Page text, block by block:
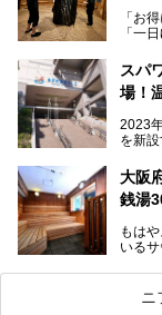
見ど
ろん
本記
紹介し
い。
「お
「一
利用
あるご
チム
タイ
る迫
のう”
ケや
で“遊
処に
スパ
場！
2023
を新
そん
室や
アルオ
大規
オー
大阪
銭湯
もは
いる
ペー
が充
ニ